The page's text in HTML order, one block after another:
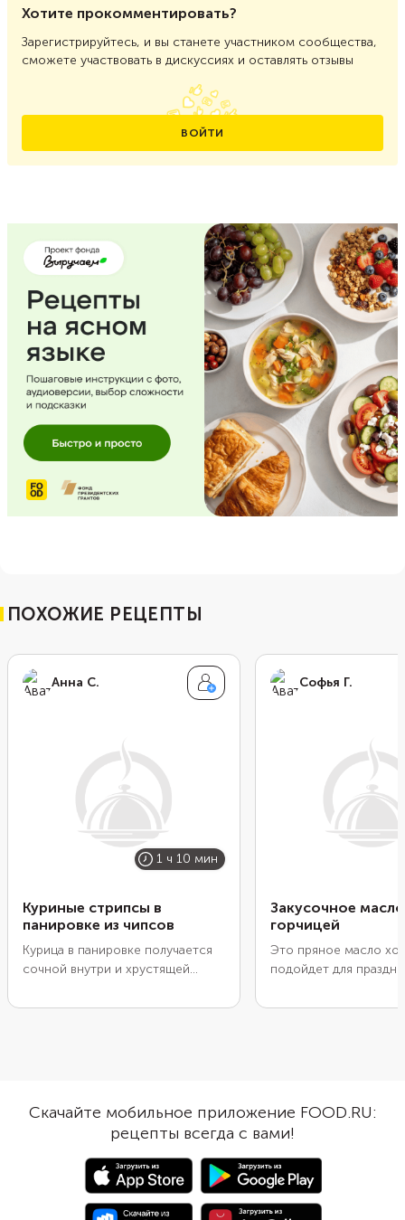
Хотите прокомментировать?
Зарегистрируйтесь, и вы станете участником сообщества,
сможете участвовать в дискуссиях и оставлять отзывы
ВОЙТИ
ПОХОЖИЕ РЕЦЕПТЫ
Анна С.
1 ч 10 мин
Куриные стрипсы в
панировке из чипсов
Курица в панировке получается
сочной внутри и хрустящей
верхнего слоя используют
пожарить стрипсы на сковороде
или во фритюре. Чем тоньше
кусочки курицы, тем меньше
времени нужно на
приготовление.
Софья Г.
Закусочное
горчицей
Это пряное масло
подойдет для
Положите его в
Горчица, чеснок и
хорошо подчеркнут
начинку и придадут
пикантную изюминку.
Использовать
горчицу, но лучше
Скачайте мобильное приложение FOOD.RU:
рецепты всегда с вами!